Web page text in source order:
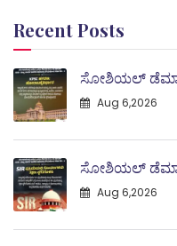
Recent Posts
ಸೋಶಿಯಲ್
Aug 6,2026
ಸೋಶಿಯಲ್
Aug 6,2026